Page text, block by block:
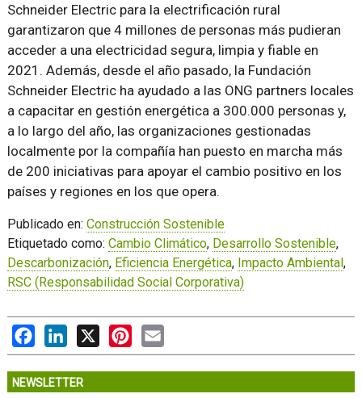
Schneider Electric para la electrificación rural
garantizaron que 4 millones de personas más pudieran
acceder a una electricidad segura, limpia y fiable en
2021. Además, desde el año pasado, la Fundación
Schneider Electric ha ayudado a las ONG partners locales
a capacitar en gestión energética a 300.000 personas y,
a lo largo del año, las organizaciones gestionadas
localmente por la compañía han puesto en marcha más
de 200 iniciativas para apoyar el cambio positivo en los
países y regiones en los que opera.
Publicado en: Construcción Sostenible
Etiquetado como: Cambio Climático, Desarrollo Sostenible,
Descarbonización, Eficiencia Energética, Impacto Ambiental,
RSC (Responsabilidad Social Corporativa)
FacebookLinkedIn
X PinterestEmail
NEWSLETTER